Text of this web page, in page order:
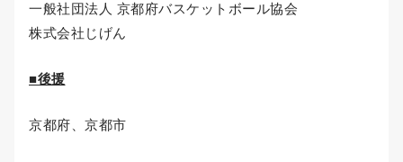
一般社団法人 京都府バスケットボール協会
株式会社じげん
■後援
京都府、京都市